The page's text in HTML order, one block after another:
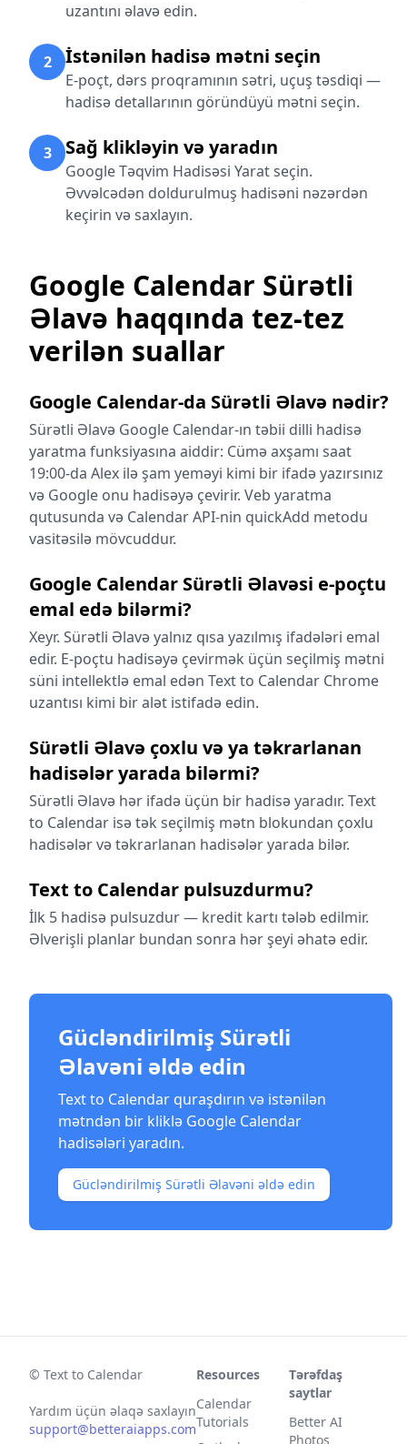
uzantını əlavə edin.
2 İstənilən hadisə mətni seçin
E-poçt, dərs proqramının sətri, uçuş təsdiqi —
hadisə detallarının göründüyü mətni seçin.
3 Sağ klikləyin və yaradın
Google Təqvim Hadisəsi Yarat seçin.
Əvvəlcədən doldurulmuş hadisəni nəzərdən
keçirin və saxlayın.
Google Calendar Sürətli
Əlavə haqqında tez-tez
verilən suallar
Google Calendar-da Sürətli Əlavə nədir?
Sürətli Əlavə Google Calendar-ın təbii dilli hadisə
yaratma funksiyasına aiddir: Cümə axşamı saat
19:00-da Alex ilə şam yeməyi kimi bir ifadə yazırsınız
və Google onu hadisəyə çevirir. Veb yaratma
qutusunda və Calendar API-nin quickAdd metodu
vasitəsilə mövcuddur.
Google Calendar Sürətli Əlavəsi e-poçtu
emal edə bilərmi?
Xeyr. Sürətli Əlavə yalnız qısa yazılmış ifadələri emal
edir. E-poçtu hadisəyə çevirmək üçün seçilmiş mətni
süni intellektlə emal edən Text to Calendar Chrome
uzantısı kimi bir alət istifadə edin.
Sürətli Əlavə çoxlu və ya təkrarlanan
hadisələr yarada bilərmi?
Sürətli Əlavə hər ifadə üçün bir hadisə yaradır. Text
to Calendar isə tək seçilmiş mətn blokundan çoxlu
hadisələr və təkrarlanan hadisələr yarada bilər.
Text to Calendar pulsuzdurmu?
İlk 5 hadisə pulsuzdur — kredit kartı tələb edilmir.
Əlverişli planlar bundan sonra hər şeyi əhatə edir.
Gücləndirilmiş Sürətli
Əlavəni əldə edin
Text to Calendar quraşdırın və istənilən
mətndən bir kliklə Google Calendar
hadisələri yaradın.
Gücləndirilmiş Sürətli Əlavəni əldə edin
© Text to Calendar
Yardım üçün əlaqə saxlayın
support@betteraiapps.com
Resources
Calendar
Tutorials
Tərəfdaş
saytlar
Better AI
Photos